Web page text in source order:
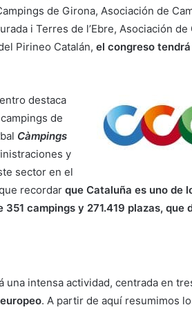
de Girona, Asociación de
i Terres de l’Ebre, Asociación
Pirineo Catalán, el congreso
destaca
de
Càmpings
y
sector en el
recordar que Cataluña es uno de
campings y 271.419 plazas, que
una intensa actividad, centrada en
. A partir de aquí resumimos